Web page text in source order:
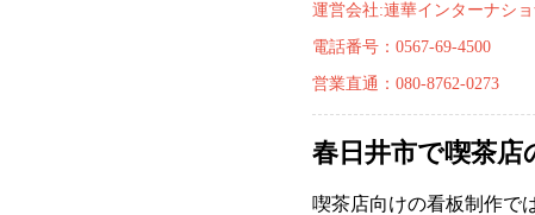
運営会社:連華インターナシ
電話番号：0567-69-4500
営業直通：080-8762-0273
春日井市で喫茶店
喫茶店向けの看板制作で